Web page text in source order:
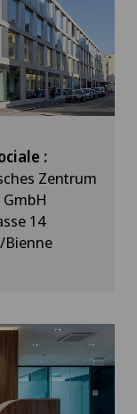
:
Zentrum
14
Bienne